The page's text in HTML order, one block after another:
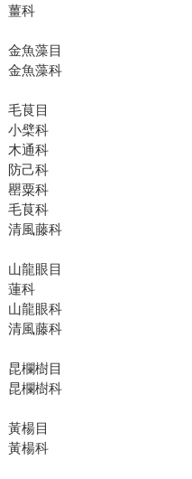
薑科
金魚藻目
金魚藻科
毛茛目
小檗科
木通科
防己科
罌粟科
毛茛科
清風藤科
山龍眼目
蓮科
山龍眼科
清風藤科
昆欄樹目
昆欄樹科
黃楊目
黃楊科